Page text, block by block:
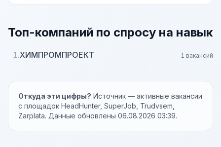
Топ-компаний по спросу на навык
1.ХИМПРОМПРОЕКТ 1 вакансий
Откуда эти цифры? Источник — активные вакансии
с площадок HeadHunter, SuperJob, Trudvsem,
Zarplata. Данные обновлены 06.08.2026 03:39.